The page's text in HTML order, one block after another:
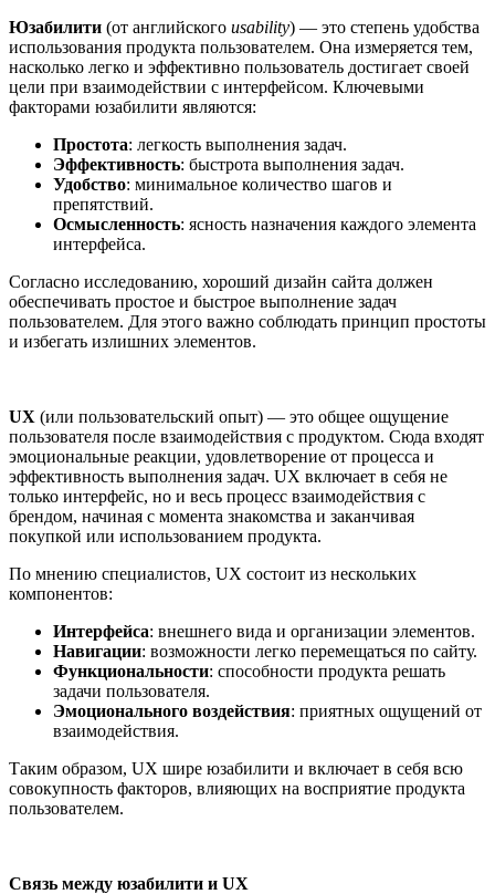
Юзабилити (от английского usability) — это степень удобства
использования продукта пользователем. Она измеряется тем,
насколько легко и эффективно пользователь достигает своей
цели при взаимодействии с интерфейсом. Ключевыми
факторами юзабилити являются:
Простота: легкость выполнения задач.
Эффективность: быстрота выполнения задач.
Удобство: минимальное количество шагов и
препятствий.
Осмысленность: ясность назначения каждого элемента
интерфейса.
Согласно исследованию, хороший дизайн сайта должен
обеспечивать простое и быстрое выполнение задач
пользователем. Для этого важно соблюдать принцип простоты
и избегать излишних элементов.
UX (или пользовательский опыт) — это общее ощущение
пользователя после взаимодействия с продуктом. Сюда входят
эмоциональные реакции, удовлетворение от процесса и
эффективность выполнения задач. UX включает в себя не
только интерфейс, но и весь процесс взаимодействия с
брендом, начиная с момента знакомства и заканчивая
покупкой или использованием продукта.
По мнению специалистов, UX состоит из нескольких
компонентов:
Интерфейса: внешнего вида и организации элементов.
Навигации: возможности легко перемещаться по сайту.
Функциональности: способности продукта решать
задачи пользователя.
Эмоционального воздействия: приятных ощущений от
взаимодействия.
Таким образом, UX шире юзабилити и включает в себя всю
совокупность факторов, влияющих на восприятие продукта
пользователем.
Связь между юзабилити и UX